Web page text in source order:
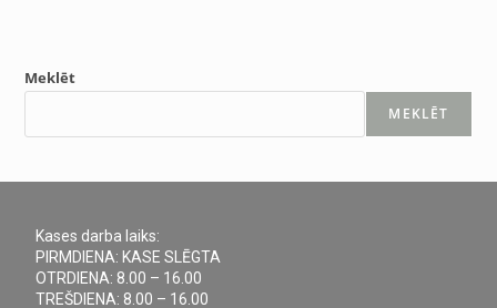
Meklēt
MEKLĒT
Kases darba laiks:
PIRMDIENA: KASE SLĒGTA
OTRDIENA: 8.00 – 16.00
TREŠDIENA: 8.00 – 16.00